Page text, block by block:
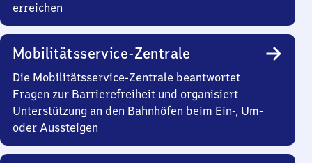
erreichen
Mobilitätsservice-Zentrale
Die Mobilitätsservice-Zentrale beantwortet
Fragen zur Barrierefreiheit und organisiert
Unterstützung an den Bahnhöfen beim Ein-, Um-
oder Aussteigen